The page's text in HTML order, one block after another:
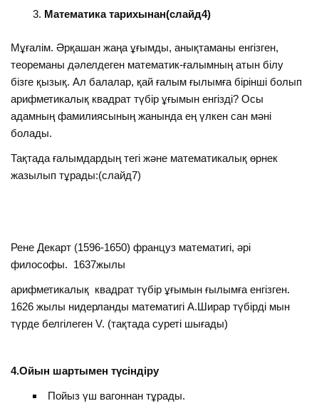
Математика тарихынан(слайд4)
Мұғалім. Әрқашан жаңа ұғымды, анықтаманы енгізген,
теореманы дәлелдеген математик-ғалымның атын білу
бізге қызық. Ал балалар, қай ғалым ғылымға бірінші болып
арифметикалық квадрат түбір ұғымын енгізді? Осы
адамның фамилиясының жанында ең үлкен сан мәні
болады.
Тақтада ғалымдардың тегі және математикалық өрнек
жазылып тұрады:(слайд7)
Рене Декарт (1596-1650) француз математигі, әрі
философы. 1637жылы
арифметикалық квадрат түбір ұғымын ғылымға енгізген.
1626 жылы нидерланды математигі А.Ширар түбірді мын
түрде белгілеген V. (тақтада суреті шығады)
4.Ойын шартымен түсіндіру
Пойыз үш вагоннан тұрады.